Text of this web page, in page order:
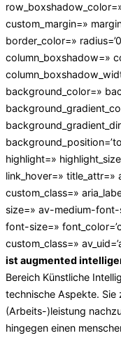
custom_margin=»
border_color=»
column_boxshadow=»
background_color=»
highlight=»
link_hover=» title_attr=»
custom_class=»
size=» av-medium-
font-size=»
custom_class=»
ist augmented
Bereich Künstliche
technische Aspekte. Sie
(Arbeits-)leistung
hingegen einen